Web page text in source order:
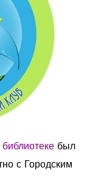
был
с Городским